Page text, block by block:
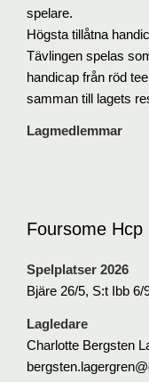
spelare.
Högsta tillåtna
Tävlingen spelas
handicap från röd
samman till lagets
Lagmedlemmar
Foursome Hcp
Spelplatser 2026
Bjäre 26/5, S:t Ibb 6/
Lagledare
Charlotte Bergsten